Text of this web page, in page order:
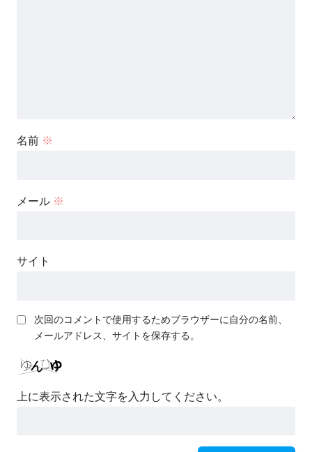
名前 ※
メール ※
サイト
次回のコメントで使用するためブラウザーに自分の名前、
メールアドレス、サイトを保存する。
上に表示された文字を入力してください。